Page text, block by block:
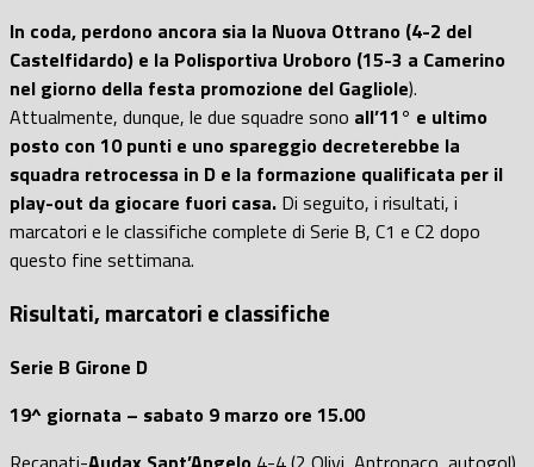
In coda, perdono ancora sia la Nuova Ottrano (4-2 del
Castelfidardo) e la Polisportiva Uroboro (15-3 a Camerino
nel giorno della festa promozione del Gagliole).
Attualmente, dunque, le due squadre sono all’11° e ultimo
posto con 10 punti e uno spareggio decreterebbe la
squadra retrocessa in D e la formazione qualificata per il
play-out da giocare fuori casa. Di seguito, i risultati, i
marcatori e le classifiche complete di Serie B, C1 e C2 dopo
questo fine settimana.
Risultati, marcatori e classifiche
Serie B Girone D
19^ giornata – sabato 9 marzo ore 15.00